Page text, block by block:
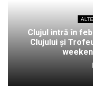
Clujul intră în
Clujului și